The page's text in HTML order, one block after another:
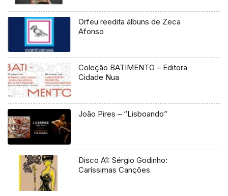
Orfeu reedita álbuns de Zeca
Afonso
Coleção BATIMENTO – Editora
Cidade Nua
João Pires – “Lisboando”
Disco A1: Sérgio Godinho:
Caríssimas Canções